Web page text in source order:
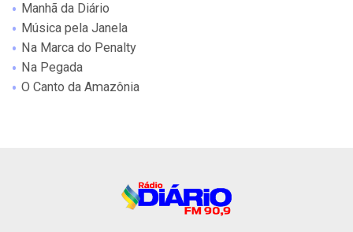
Manhã da Diário
Música pela Janela
Na Marca do Penalty
Na Pegada
O Canto da Amazônia